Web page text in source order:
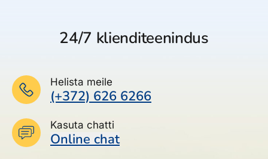
24/7 klienditeenindus
Helista meile
(+372) 626 6266
Kasuta chatti
Online chat